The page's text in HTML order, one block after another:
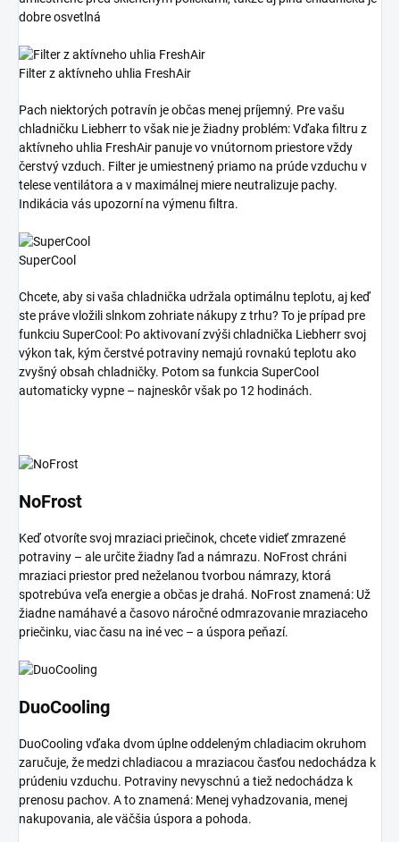
dobre osvetlná
Filter z aktívneho uhlia FreshAir
Pach niektorých potravín je občas menej príjemný. Pre vašu
chladničku Liebherr to však nie je žiadny problém: Vďaka filtru z
aktívneho uhlia FreshAir panuje vo vnútornom priestore vždy
čerstvý vzduch. Filter je umiestnený priamo na prúde vzduchu v
telese ventilátora a v maximálnej miere neutralizuje pachy.
Indikácia vás upozorní na výmenu filtra.
SuperCool
Chcete, aby si vaša chladnička udržala optimálnu teplotu, aj keď
ste práve vložili slnkom zohriate nákupy z trhu? To je prípad pre
funkciu SuperCool: Po aktivovaní zvýši chladnička Liebherr svoj
výkon tak, kým čerstvé potraviny nemajú rovnakú teplotu ako
zvyšný obsah chladničky. Potom sa funkcia SuperCool
automaticky vypne – najneskôr však po 12 hodinách.
NoFrost
Keď otvoríte svoj mraziaci priečinok, chcete vidieť zmrazené
potraviny – ale určite žiadny ľad a námrazu. NoFrost chráni
mraziaci priestor pred neželanou tvorbou námrazy, ktorá
spotrebúva veľa energie a občas je drahá. NoFrost znamená: Už
žiadne namáhavé a časovo náročné odmrazovanie mraziaceho
priečinku, viac času na iné vec – a úspora peňazí.
DuoCooling
DuoCooling vďaka dvom úplne oddeleným chladiacim okruhom
zaručuje, že medzi chladiacou a mraziacou časťou nedochádza k
prúdeniu vzduchu. Potraviny nevyschnú a tiež nedochádza k
prenosu pachov. A to znamená: Menej vyhadzovania, menej
nakupovania, ale väčšia úspora a pohoda.